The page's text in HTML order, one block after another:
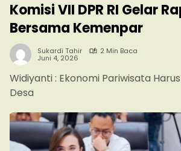
Komisi VII DPR RI Gelar
Bersama Kemenpar
Sukardi Tahir 2 Min Baca
Juni 4, 2026
Widiyanti : Ekonomi Pariwisata
Desa